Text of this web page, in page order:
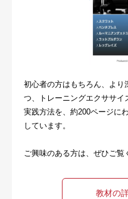
初心者の方はもちろん、より
つ、トレーニングエクササイ
実践方法を、約200ページに
しています。
ご興味のある方は、ぜひご覧
教材の